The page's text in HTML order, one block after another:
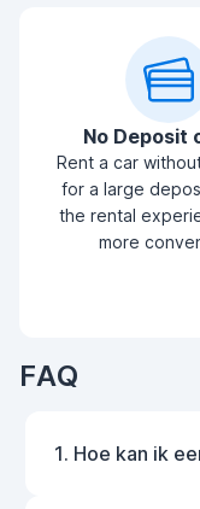
No Deposit
Rent a car
for a large
the rental
more
FAQ
1. Hoe kan ik